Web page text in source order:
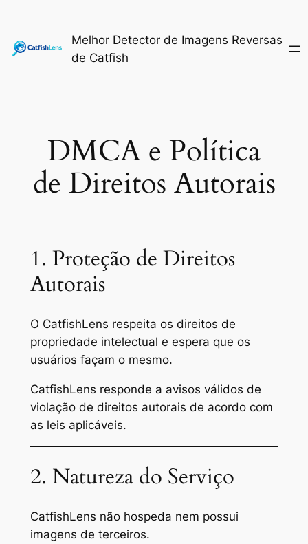
Melhor Detector de Imagens Reversas
de Catfish
DMCA e Política
de Direitos Autorais
1. Proteção de Direitos
Autorais
O CatfishLens respeita os direitos de
propriedade intelectual e espera que os
usuários façam o mesmo.
CatfishLens responde a avisos válidos de
violação de direitos autorais de acordo com
as leis aplicáveis.
2. Natureza do Serviço
CatfishLens não hospeda nem possui
imagens de terceiros.